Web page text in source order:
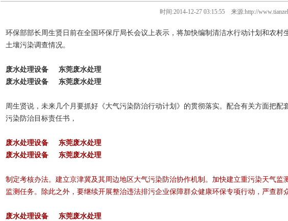
时间:2014-12-27 03:15:55 来源:http://
环保部部长周生贤日前在全国环保厅局长会议上表示，将加快编制清洁水行动计划和农
土壤污染调查情况。
废水处理设备 东莞废水处理
废水处理设备 东莞废水处理
周生贤说，未来几个月要抓好《大气污染防治行动计划》的贯彻落实。配合有关方面把
污染防治目标责任书，
废水处理设备 东莞废水处理
废水处理设备 东莞废水处理
制定考核办法。建立京津冀及其周边地区大气污染防治协作机制。加快建立重污染天气
监测任务。除此之外，要继续开展整治违法排污企业保障群众健康环保专项行动，严查群
废水处理设备 东莞废水处理